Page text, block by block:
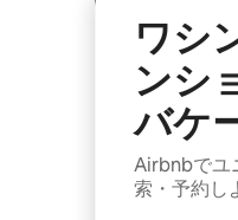
ワシ
ンシ
バケ
Airbnbでユ
索・予約し